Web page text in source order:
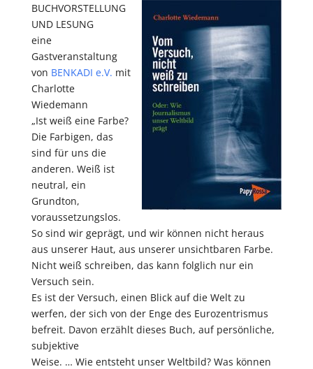
BUCHVORSTELLUNG
UND LESUNG
eine
Gastveranstaltung
von BENKADI e.V. mit
Charlotte
Wiedemann
„Ist weiß eine Farbe?
Die Farbigen, das
sind für uns die
anderen. Weiß ist
neutral, ein
Grundton,
voraussetzungslos.
So sind wir geprägt, und wir können nicht heraus
aus unserer Haut, aus unserer unsichtbaren Farbe.
Nicht weiß schreiben, das kann folglich nur ein
Versuch sein.
Es ist der Versuch, einen Blick auf die Welt zu
werfen, der sich von der Enge des Eurozentrismus
befreit. Davon erzählt dieses Buch, auf persönliche,
subjektive
Weise. … Wie entsteht unser Weltbild? Was können